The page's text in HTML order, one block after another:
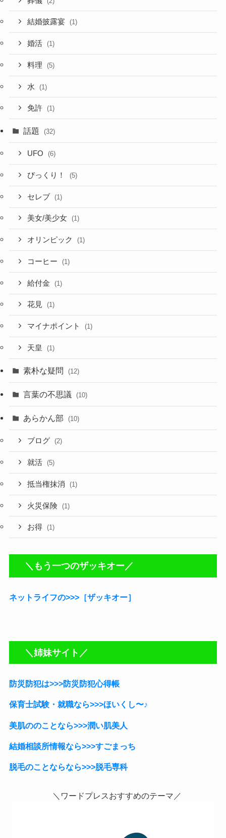
結婚披露宴 (1)
婚活 (1)
料理 (5)
水 (1)
免許 (1)
話題 (32)
UFO (6)
びっくり！ (5)
セレブ (1)
美女/美少女 (1)
オリンピック (1)
コーヒー (1)
給付金 (1)
花見 (1)
マイナポイント (1)
天皇 (1)
素朴な疑問 (12)
言葉の不思議 (10)
あらかん部 (10)
ブログ (2)
就活 (5)
抵当権抹消 (1)
火災保険 (1)
お得 (1)
＼もう一つのザッキオー／
ネットライフの>>>［ザッキオー］
＼姉妹サイト／
防災防犯は>>>防災防犯心得帳
保育士試験・就職なら>>>ほいくし〜♪
美肌ののことなら>>>潤い肌美人
結婚相談所情報なら>>>すごまっち
脱毛のことならなら>>>脱毛専科
＼ワードプレスおすすめのテーマ／